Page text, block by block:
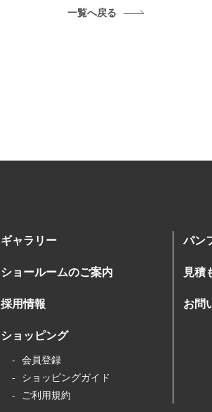
一覧へ戻る
ギャラリー
ショールームのご案内
採用情報
ショッピング
会員登録
ショッピングガイド
ご利用規約
パン
見積
お問